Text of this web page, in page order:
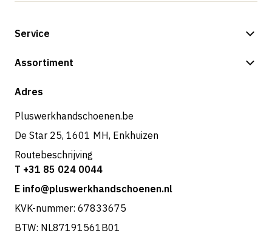
Service
Betalingsmogelijkheden
Retouren & service
Assortiment
Shop
Adres
Pluswerkhandschoenen.be
De Star 25, 1601 MH, Enkhuizen
Routebeschrijving
T +31 85 024 0044
E info@pluswerkhandschoenen.nl
KVK-nummer: 67833675
BTW: NL87191561B01